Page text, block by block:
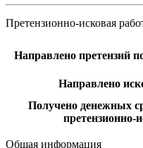
Претензионно-исковая
Направлено претензий
Направлено
Получено денежных
претензионно-
Общая информация